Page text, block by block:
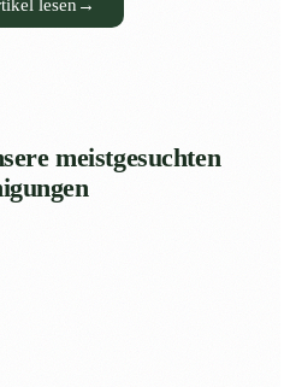
lesen →
meistgesuchten